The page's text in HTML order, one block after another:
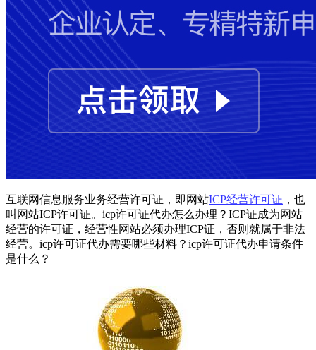
互联网信息服务业务经营许可证，即网站ICP经营许可证 ，也
叫网站ICP许可证。icp许可证代办怎么办理？ICP证成为网站
经营的许可证，经营性网站必须办理ICP证，否则就属于非法
经营。icp许可证代办需要哪些材料？icp许可证代办申请条件
是什么？